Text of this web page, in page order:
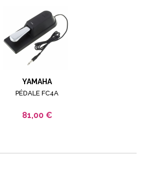
YAMAHA
PÉDALE FC4A
81,00 €